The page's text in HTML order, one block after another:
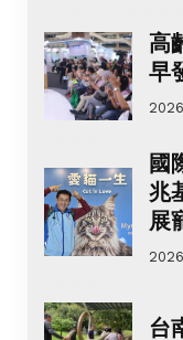
高
早
國
兆
展
台